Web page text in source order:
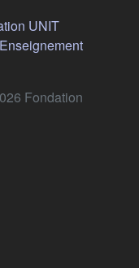
UNIT(s'ouvre
dans un nouvel
Fondation